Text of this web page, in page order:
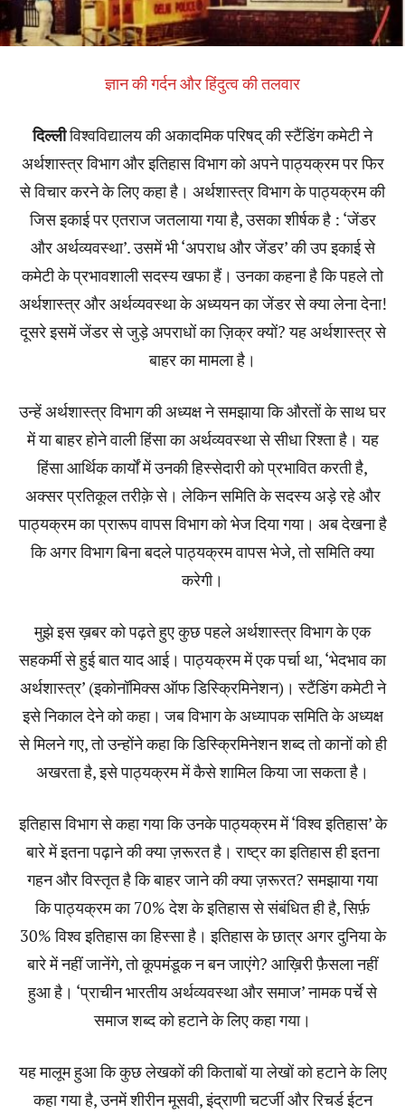
ज्ञान की गर्दन और हिंदुत्व की तलवार
दिल्लीविश्वविद्यालय की अकादमिक परिषद् की स्टैंडिंग कमेटी ने
अर्थशास्त्र विभाग और इतिहास विभाग को अपने पाठ्यक्रम पर फिर
से विचार करने के लिए कहा है। अर्थशास्त्र विभाग के पाठ्यक्रम की
जिस इकाई पर एतराज जतलाया गया है, उसका शीर्षक है : ‘जेंडर
और अर्थव्यवस्था’. उसमें भी ‘अपराध और जेंडर’ की उप इकाई से
कमेटी के प्रभावशाली सदस्य खफा हैं। उनका कहना है कि पहले तो
अर्थशास्त्र और अर्थव्यवस्था के अध्ययन का जेंडर से क्या लेना देना!
दूसरे इसमें जेंडर से जुड़े अपराधों का ज़िक्र क्यों? यह अर्थशास्त्र से
बाहर का मामला है।
उन्हें अर्थशास्त्र विभाग की अध्यक्ष ने समझाया कि औरतों के साथ घर
में या बाहर होने वाली हिंसा का अर्थव्यवस्था से सीधा रिश्ता है। यह
हिंसा आर्थिक कार्यों में उनकी हिस्सेदारी को प्रभावित करती है,
अक्सर प्रतिकूल तरीक़े से। लेकिन समिति के सदस्य अड़े रहे और
पाठ्यक्रम का प्रारूप वापस विभाग को भेज दिया गया। अब देखना है
कि अगर विभाग बिना बदले पाठ्यक्रम वापस भेजे, तो समिति क्या
करेगी।
मुझे इस ख़बर को पढ़ते हुए कुछ पहले अर्थशास्त्र विभाग के एक
सहकर्मी से हुई बात याद आई। पाठ्यक्रम में एक पर्चा था, ‘भेदभाव का
अर्थशास्त्र’ (इकोनॉमिक्स ऑफ डिस्क्रिमिनेशन)। स्टैंडिंग कमेटी ने
इसे निकाल देने को कहा। जब विभाग के अध्यापक समिति के अध्यक्ष
से मिलने गए, तो उन्होंने कहा कि डिस्क्रिमिनेशन शब्द तो कानों को ही
अखरता है, इसे पाठ्यक्रम में कैसे शामिल किया जा सकता है।
इतिहास विभाग से कहा गया कि उनके पाठ्यक्रम में ‘विश्व इतिहास’ के
बारे में इतना पढ़ाने की क्या ज़रूरत है। राष्ट्र का इतिहास ही इतना
गहन और विस्तृत है कि बाहर जाने की क्या ज़रूरत? समझाया गया
कि पाठ्यक्रम का 70% देश के इतिहास से संबंधित ही है, सिर्फ़
30% विश्व इतिहास का हिस्सा है। इतिहास के छात्र अगर दुनिया के
बारे में नहीं जानेंगे, तो कूपमंडूक न बन जाएंगे? आख़िरी फ़ैसला नहीं
हुआ है। ‘प्राचीन भारतीय अर्थव्यवस्था और समाज’ नामक पर्चे से
समाज शब्द को हटाने के लिए कहा गया।
यह मालूम हुआ कि कुछ लेखकों की किताबों या लेखों को हटाने के लिए
कहा गया है, उनमें शीरीन मूसवी, इंद्राणी चटर्जी और रिचर्ड ईटन